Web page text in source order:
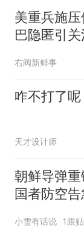
美重兵施
巴隐匿引关
右阀新鲜事
咋不打了呢
天才设计师
朝鲜导弹
国者防空
联手，泽
绝望？
小雪有话说 1跟贴